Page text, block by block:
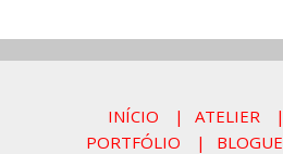
INÍCIO ATELIER
PORTFÓLIO
BLOGUE